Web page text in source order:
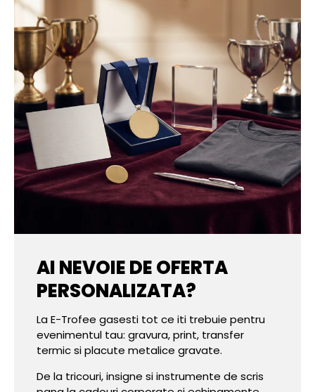
AI NEVOIE DE OFERTA
PERSONALIZATA?
La E-Trofee gasesti tot ce iti trebuie pentru
evenimentul tau: gravura, print, transfer
termic si placute metalice gravate.
De la tricouri, insigne si instrumente de scris